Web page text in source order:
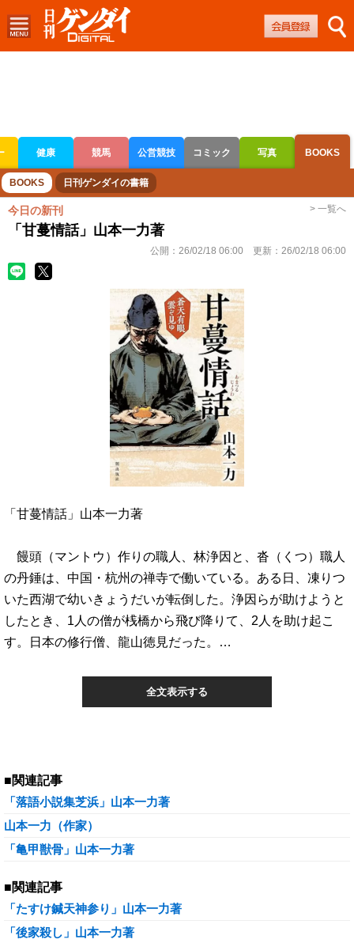
健康 競馬 公営競技 コミック 写真 BOOKS
ボートレース 競輪 オートレース
BOOKS 日刊ゲンダイの書籍
今日の新刊 > 一覧へ
「甘蔓情話」山本一力著
公開： 26/02/18 06:00 更新： 26/02/18 06:00
「甘蔓情話」山本一力著
饅頭（マントウ）作りの職人、林浄因と、沓（くつ）職人
の丹錘は、中国・杭州の禅寺で働いている。ある日、凍りつ
いた西湖で幼いきょうだいが転倒した。浄因らが助けようと
したとき、1人の僧が桟橋から飛び降りて、2人を助け起こ
す。日本の修行僧、龍山徳見だった。…
全文表示する
■関連記事
「落語小説集芝浜」山本一力著
山本一力（作家）
「亀甲獣骨」山本一力著
■関連記事
「たすけ鍼天神参り」山本一力著
「後家殺し」山本一力著